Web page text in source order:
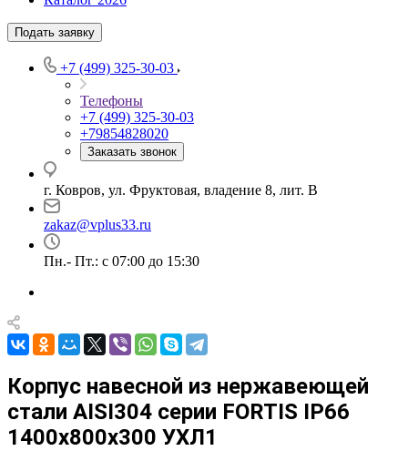
Подать заявку
+7 (499) 325-30-03
Телефоны
+7 (499) 325-30-03
+79854828020
Заказать звонок
г. Ковров, ул. Фруктовая, владение 8, лит. В
zakaz@vplus33.ru
Пн.- Пт.: с 07:00 до 15:30
Корпус навесной из нержавеющей
стали AISI304 серии FORTIS IP66
1400х800х300 УХЛ1